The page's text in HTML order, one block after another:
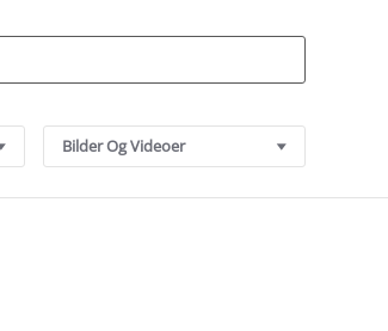
Bilder Og Videoer